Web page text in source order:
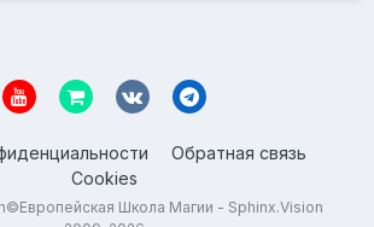
Обратная связь
Cookies
Школа Магии - Sphinx.Vision